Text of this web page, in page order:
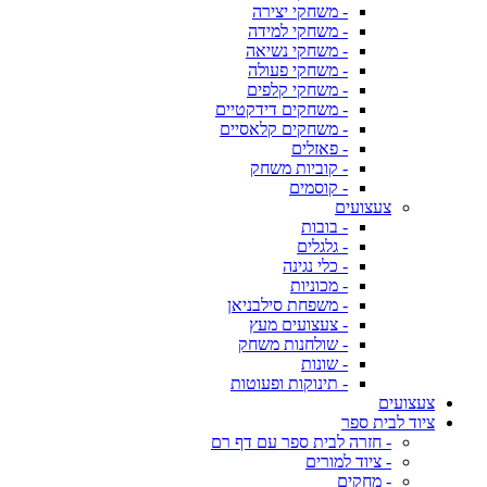
- משחקי יצירה
- משחקי למידה
- משחקי נשיאה
- משחקי פעולה
- משחקי קלפים
- משחקים דידקטיים
- משחקים קלאסיים
- פאזלים
- קוביות משחק
- קוסמים
צעצועים
- בובות
- גלגלים
- כלי נגינה
- מכוניות
- משפחת סילבניאן
- צעצועים מעץ
- שולחנות משחק
- שונות
- תינוקות ופעוטות
צעצועים
ציוד לבית ספר
- חזרה לבית ספר עם דף רם
- ציוד למורים
- מחקים